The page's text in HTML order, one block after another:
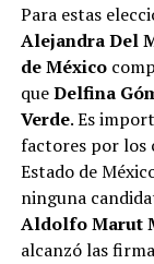
Para estas
Alejandra Del
de México
queDelfina
Verde. Es
factores por los
Estado de
ninguna
Aldolfo Marut
alcanzó las